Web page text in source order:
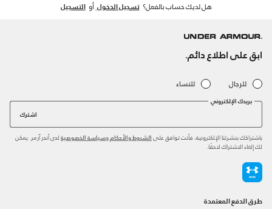
هل لديك حساب بالفعل؟ تسجيل الدخول أو التسجيل
ابق على اطلاع دائم.
للرجال للنساء
بريدك الإلكتروني
اشترك
باشتراكك بنشرتنا الإلكترونية، فأنت توافق على الشروط والأحكام وسياسة الخصوصية لدى أندر آرمر. يمكن
لك إلغاء الاشتراك لاحقًا.
طرق الدفع المعتمدة